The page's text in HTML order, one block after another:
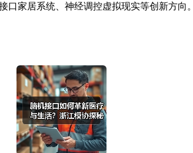
居系统、神经调控虚拟现实等创新方向